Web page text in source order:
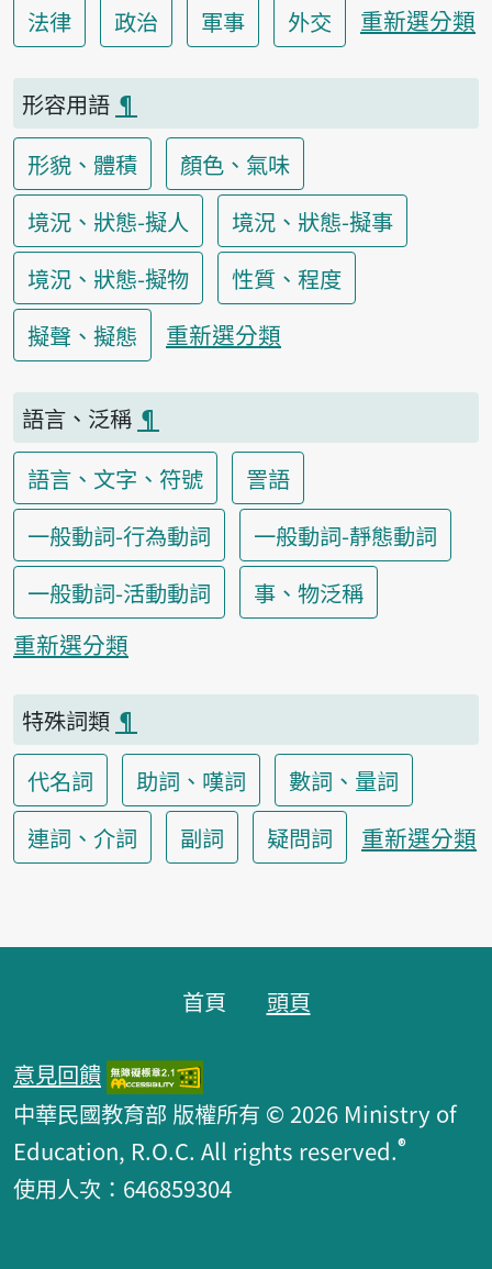
法律
政治 軍事 外交 重新選分類
形容用語 ¶
形貌、體積
顏色、氣味
境況、狀態-擬人
境況、狀態-擬事
境況、狀態-擬物
性質、程度
擬聲、擬態
重新選分類
語言、泛稱 ¶
語言、文字、符號
詈語
一般動詞-行為動詞
一般動詞-靜態動詞
一般動詞-活動動詞
事、物泛稱
重新選分類
特殊詞類 ¶
代名詞
助詞、嘆詞
數詞、量詞
連詞、介詞
副詞 疑問詞 重新選分類
首頁 頭頁
意見回饋
中華民國教育部 版權所有 © 2026 Ministry of
Education, R.O.C. All rights reserved.®
使用人次：646859304